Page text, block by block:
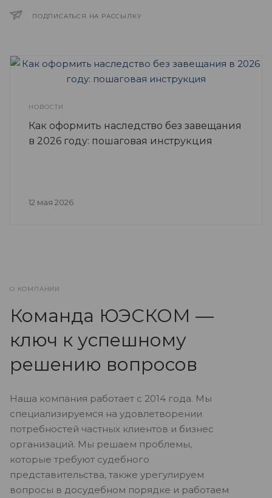
ПОДПИСАТЬСЯ НА РАССЫЛКУ
НОВОСТИ
Как оформить наследство без завещания
в 2026 году: пошаговая инструкция
12 мая 2026
О КОМПАНИИ
Команда ЮЭСКОМ —
ключ к успешному
решению вопросов
Наша компания работает с 2014 года. Мы
специализируемся на удовлетворении
потребностей частных клиентов и бизнес
организаций. Мы решаем проблемы,
которые требуют судебного
представительства, также урегулируем
вопросы в досудебном порядке и работаем